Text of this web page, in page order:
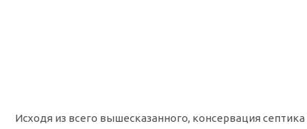
Исходя из всего вышесказанного, консервация